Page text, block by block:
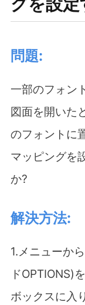
問題:
一部のフォン
図面を開いた
のフォントに
マッピングを
か?
解決方法:
1.メニューか
ドOPTIONS)
ボックスに入